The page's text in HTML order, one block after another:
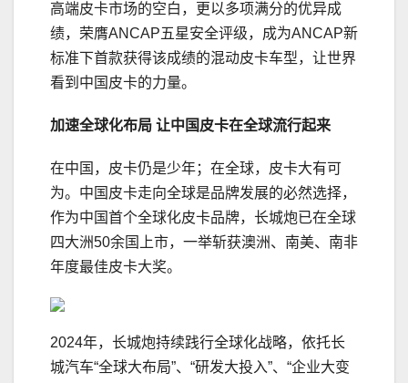
高端皮卡市场的空白，更以多项满分的优异成
绩，荣膺ANCAP五星安全评级，成为ANCAP新
标准下首款获得该成绩的混动皮卡车型，让世界
看到中国皮卡的力量。
加速全球化布局 让中国皮卡在全球流行起来
在中国，皮卡仍是少年；在全球，皮卡大有可
为。中国皮卡走向全球是品牌发展的必然选择，
作为中国首个全球化皮卡品牌，长城炮已在全球
四大洲50余国上市，一举斩获澳洲、南美、南非
年度最佳皮卡大奖。
2024年，长城炮持续践行全球化战略，依托长
城汽车“全球大布局”、“研发大投入”、“企业大变